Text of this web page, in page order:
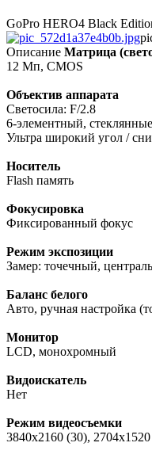
GoPro HERO4 Black
Описание Матрица
12 Мп, CMOS
Объектив аппарата
Светосила: F/2.8
6-элементный,
Ультра широкий угол /
Носитель
Flash память
Фокусировка
Фиксированный фокус
Режим экспозиции
Замер: точечный,
Баланс белого
Авто, ручная настройка
Монитор
LCD, монохромный
Видоискатель
Нет
Режим видеосъемки
3840x2160 (30),